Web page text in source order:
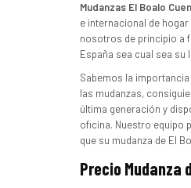
Mudanzas El Boalo
e internacional de
nosotros de principio a
España sea cual sea su
Sabemos la
las mudanzas,
última generación y
oficina. Nuestro equipo
que su mudanza de El
Precio Mudanza